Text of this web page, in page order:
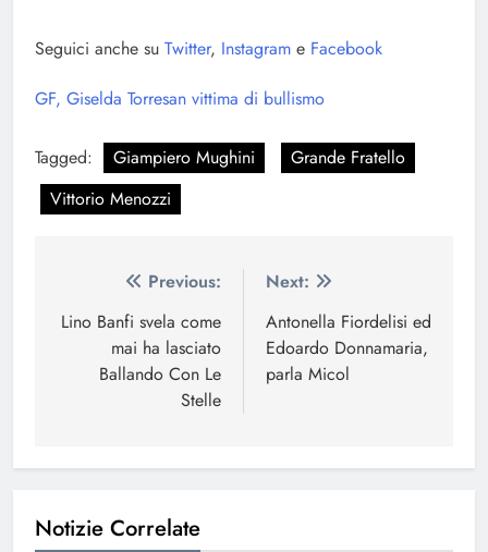
Seguici anche su Twitter, Instagram e Facebook
GF, Giselda Torresan vittima di bullismo
Tagged: Giampiero Mughini
Grande Fratello
Vittorio Menozzi
Navigazione
articoli
Previous:
Lino Banfi svela come
mai ha lasciato
Ballando Con Le
Stelle
Next:
Antonella Fiordelisi ed
Edoardo Donnamaria,
parla Micol
Notizie Correlate